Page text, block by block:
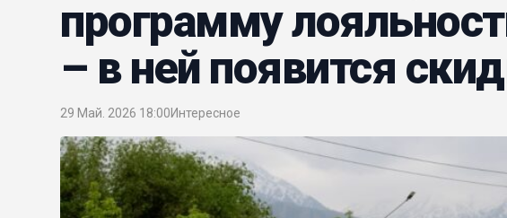
программу
– в ней появится
29 Май. 2026 18:00Интересное